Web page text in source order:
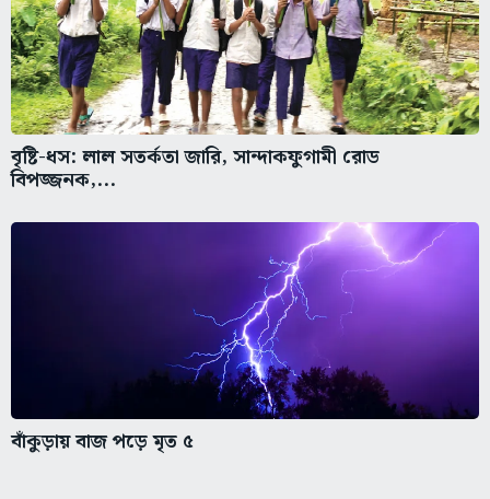
বৃষ্টি-ধস: লাল সতর্কতা জারি, সান্দাকফুগামী রোড
বিপজ্জনক,...
বাঁকুড়ায় বাজ পড়ে মৃত ৫